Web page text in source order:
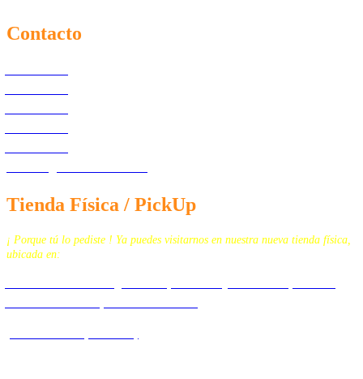
Contacto
Tienda Física / PickUp
¡ Porque tú lo pediste ! Ya puedes visitarnos en nuestra nueva tienda física,
ubicada en: